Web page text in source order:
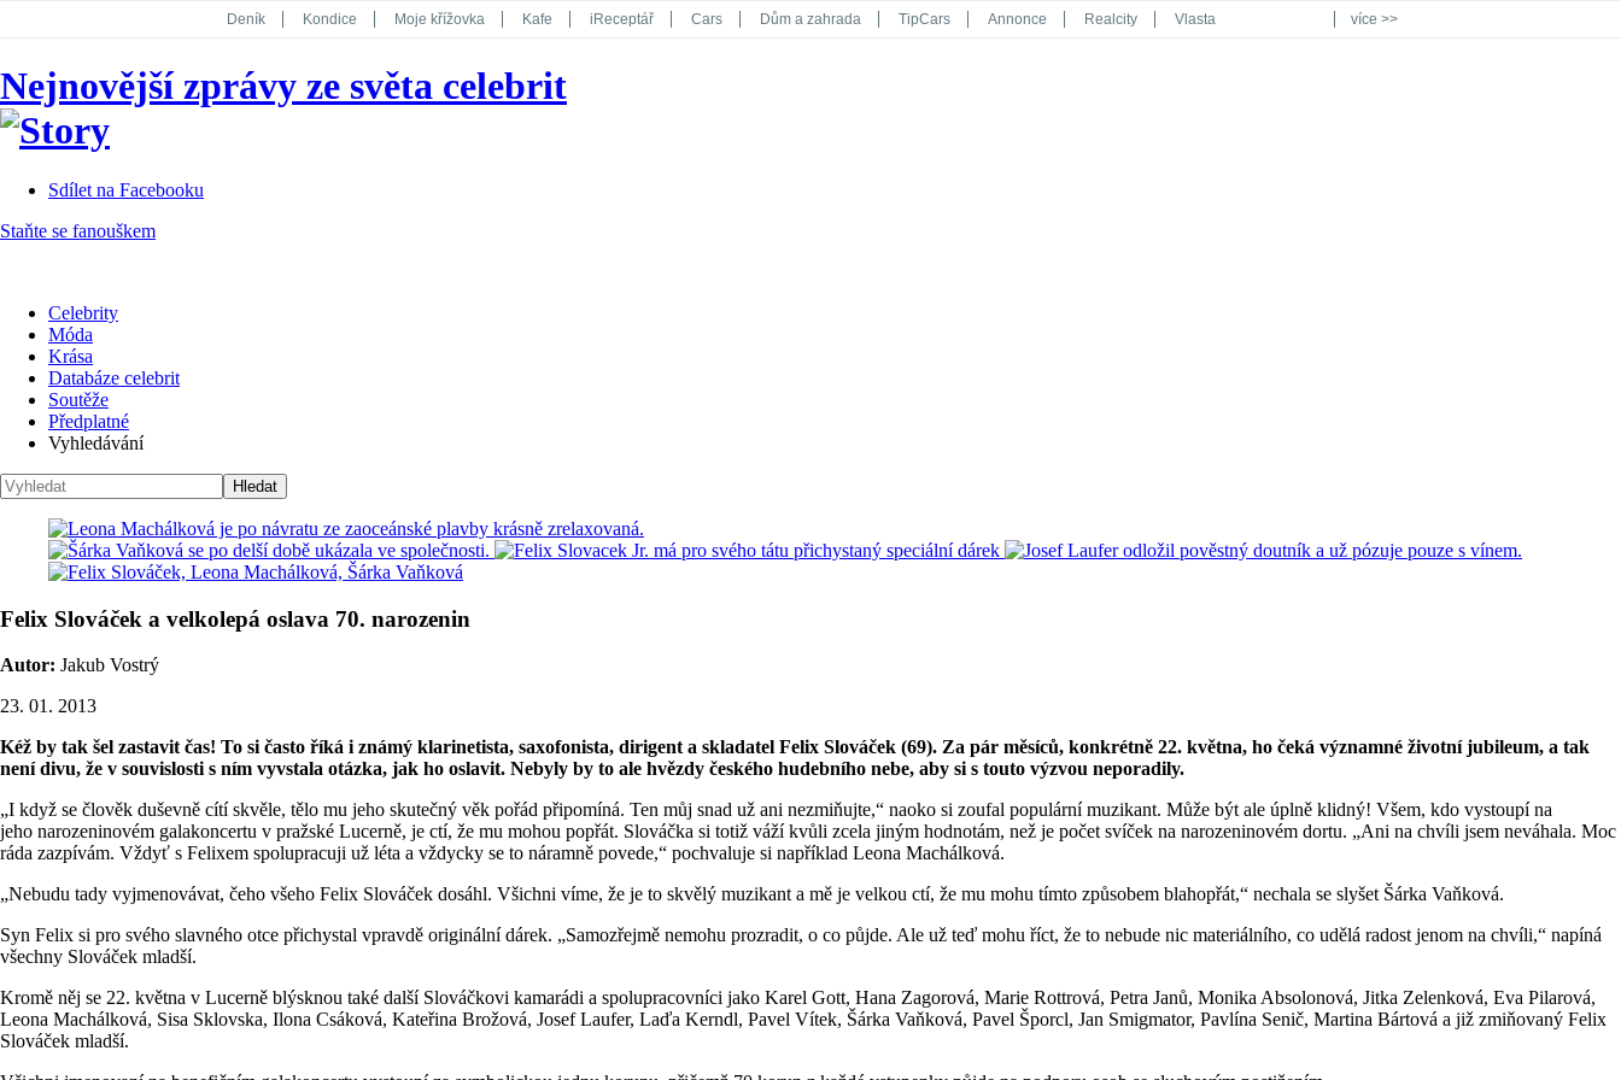
Deník Kondice Moje křížovka Kafe iReceptář Cars Dům a zahrada TipCars Annonce Realcity Vlasta
Koktejl
více >>
Nejnovější zprávy ze světa celebrit
Sdílet na Facebooku
Staňte se fanouškem
Celebrity
Móda
Krása
Databáze celebrit
Soutěže
Předplatné
Vyhledávání
Felix Slováček a velkolepá oslava 70. narozenin
Autor: Jakub Vostrý
23. 01. 2013
Kéž by tak šel zastavit čas! To si často říká i známý klarinetista, saxofonista, dirigent a skladatel Felix Slováček (69). Za pár měsíců, konkrétně 22. května, ho čeká významné životní jubileum, a tak
není divu, že v souvislosti s ním vyvstala otázka, jak ho oslavit. Nebyly by to ale hvězdy českého hudebního nebe, aby si s touto výzvou neporadily.
„I když se člověk duševně cítí skvěle, tělo mu jeho skutečný věk pořád připomíná. Ten můj snad už ani nezmiňujte,“ naoko si zoufal populární muzikant. Může být ale úplně klidný! Všem, kdo vystoupí na
jeho narozeninovém galakoncertu v pražské Lucerně, je ctí, že mu mohou popřát. Slováčka si totiž váží kvůli zcela jiným hodnotám, než je počet svíček na narozeninovém dortu. „Ani na chvíli jsem neváhala. Moc
ráda zazpívám. Vždyť s Felixem spolupracuji už léta a vždycky se to náramně povede,“ pochvaluje si například Leona Machálková.
„Nebudu tady vyjmenovávat, čeho všeho Felix Slováček dosáhl. Všichni víme, že je to skvělý muzikant a mě je velkou ctí, že mu mohu tímto způsobem blahopřát,“ nechala se slyšet Šárka Vaňková.
Syn Felix si pro svého slavného otce přichystal vpravdě originální dárek. „Samozřejmě nemohu prozradit, o co půjde. Ale už teď mohu říct, že to nebude nic materiálního, co udělá radost jenom na chvíli,“ napíná
všechny Slováček mladší.
Kromě něj se 22. května v Lucerně blýsknou také další Slováčkovi kamarádi a spolupracovníci jako Karel Gott, Hana Zagorová, Marie Rottrová, Petra Janů, Monika Absolonová, Jitka Zelenková, Eva Pilarová,
Leona Machálková, Sisa Sklovska, Ilona Csáková, Kateřina Brožová, Josef Laufer, Laďa Kerndl, Pavel Vítek, Šárka Vaňková, Pavel Šporcl, Jan Smigmator, Pavlína Senič, Martina Bártová a již zmiňovaný Felix
Slováček mladší.